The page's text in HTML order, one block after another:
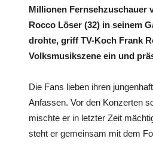
Millionen Fernsehzuschauer
Rocco Löser (32) in seinem
drohte, griff TV-Koch Frank
Volksmusikszene ein und
Die Fans lieben ihren
Anfassen. Vor den Konzerten
mischte er in letzter Zeit
steht er gemeinsam mit dem